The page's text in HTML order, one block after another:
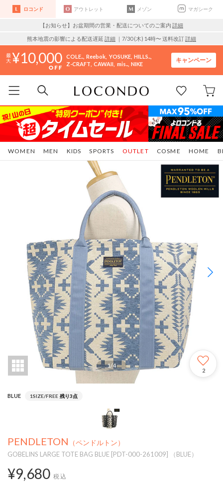
ロコンド アウトレット メゾン マガシーク
【お知らせ】お盆期間の営業・配送についてのご案内 詳細
熊本地震の影響による配送遅延 詳細 ｜7/30 (木) 14時〜 送料改訂詳細
10,000 COLE.. Reebok YOSUKE HILLS..
Z-CRAFT CAWAII mis.. NIKE
キャンペーン
WOMEN MEN KIDS SPORTS COSME HOME
OUTLET
1/4
2
BLUE 1SIZE/FREE 残り3点
PENDLETON （ペンドルトン）
GOBELINS LARGE TOTE BAG BLUE [PDT-000-261009] （BLUE）
¥9,680 税込